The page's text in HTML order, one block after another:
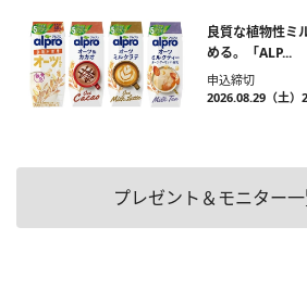
良質な植物性ミ
める。「ALP...
申込締切
2026.08.29（土）
プレゼント＆モニター